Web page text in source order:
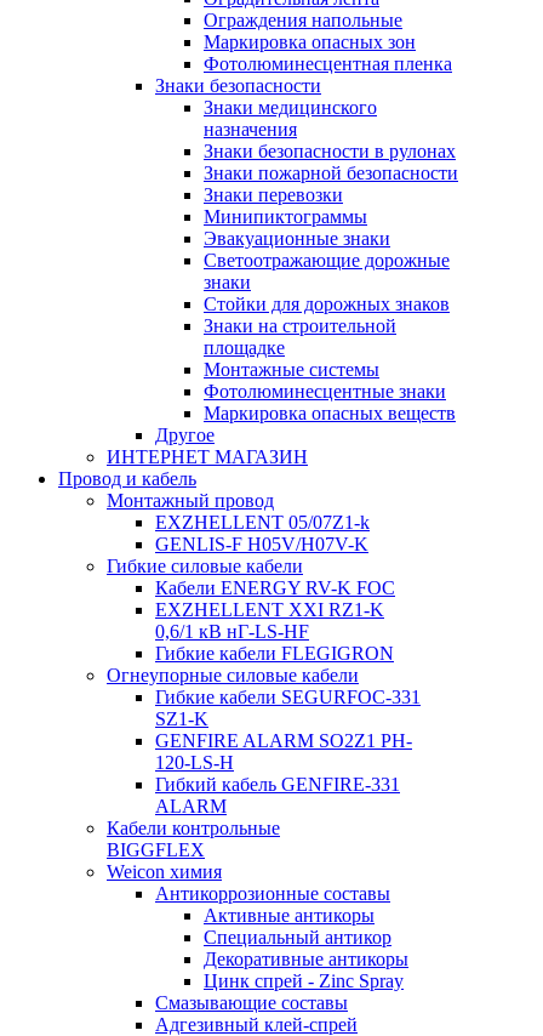
Ограждения напольные
Маркировка опасных зон
Фотолюминесцентная пленка
Знаки безопасности
Знаки медицинского
назначения
Знаки безопасности в рулонах
Знаки пожарной безопасности
Знаки перевозки
Минипиктограммы
Эвакуационные знаки
Светоотражающие дорожные
знаки
Стойки для дорожных знаков
Знаки на строительной
площадке
Монтажные системы
Фотолюминесцентные знаки
Маркировка опасных веществ
Другое
ИНТЕРНЕТ МАГАЗИН
Провод и кабель
Монтажный провод
EXZHELLENT 05/07Z1-k
GENLIS-F Н05V/H07V-K
Гибкие силовые кабели
Кабели ENERGY RV-K FOC
EXZHELLENT XXI RZ1-K
0,6/1 кВ нГ-LS-HF
Гибкие кабели FLEGIGRON
Огнеупорные силовые кабели
Гибкие кабели SEGURFOC-331
SZ1-K
GENFIRE ALARM SO2Z1 PH-
120-LS-H
Гибкий кабель GENFIRE-331
ALARM
Кабели контрольные
BIGGFLEX
Weicon химия
Антикоррозионные составы
Активные антикоры
Специальный антикор
Декоративные антикоры
Цинк спрей - Zinc Spray
Смазывающие составы
Адгезивный клей-спрей